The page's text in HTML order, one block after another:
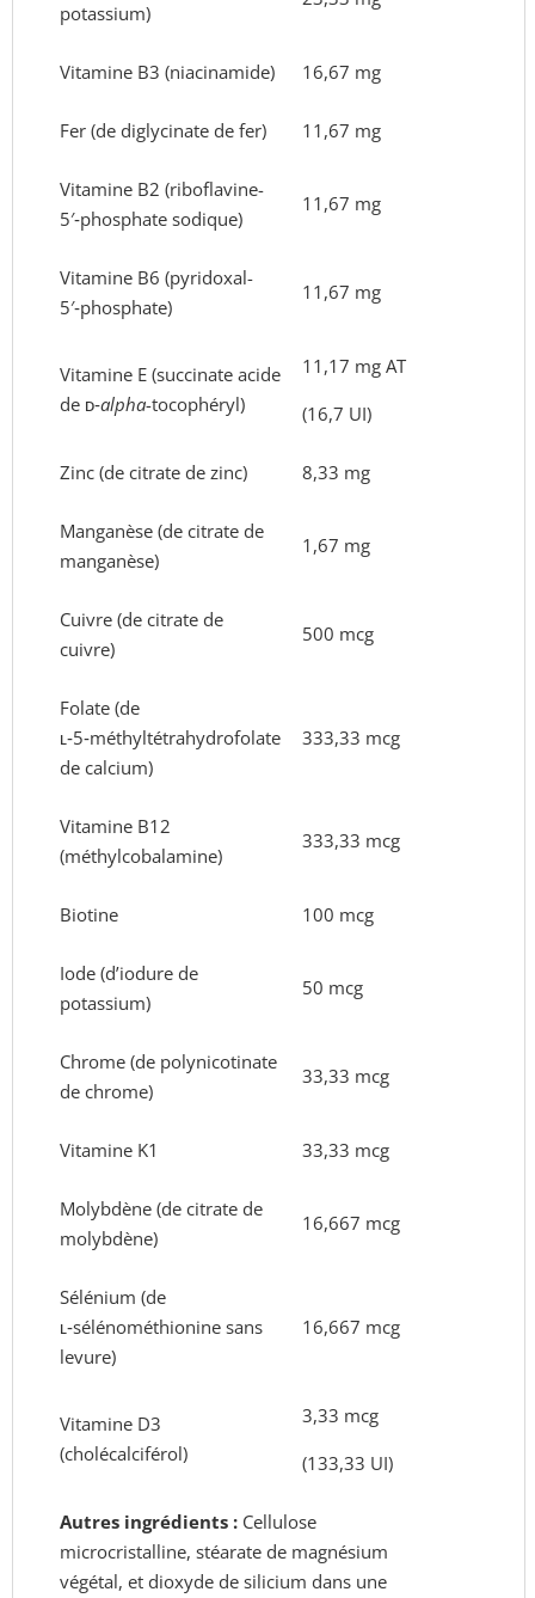
potassium)
Vitamine B3 (niacinamide) 16,67 mg
Fer (de diglycinate de fer) 11,67 mg
Vitamine B2 (riboflavine-
5′‑phosphate sodique)
11,67 mg
Vitamine B6 (pyridoxal-
5′‑phosphate)
11,67 mg
Vitamine E (succinate acide
de ᴅ‑alpha-tocophéryl)
11,17 mg AT
(16,7 UI)
Zinc (de citrate de zinc) 8,33 mg
Manganèse (de citrate de
manganèse)
1,67 mg
Cuivre (de citrate de
cuivre)
500 mcg
Folate (de
ʟ‑5‑méthyltétrahydrofolate
de calcium)
333,33 mcg
Vitamine B12
(méthylcobalamine)
333,33 mcg
Biotine 100 mcg
Iode (d’iodure de
potassium)
50 mcg
Chrome (de polynicotinate
de chrome)
33,33 mcg
Vitamine K1 33,33 mcg
Molybdène (de citrate de
molybdène)
16,667 mcg
Sélénium (de
ʟ‑sélénométhionine sans
levure)
16,667 mcg
Vitamine D3
(cholécalciférol)
3,33 mcg
(133,33 UI)
Autres ingrédients :Cellulose
microcristalline, stéarate de magnésium
végétal, et dioxyde de silicium dans une